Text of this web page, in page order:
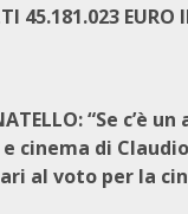
45.181.023 EURO
“Se c’è
cinema di
al voto per la